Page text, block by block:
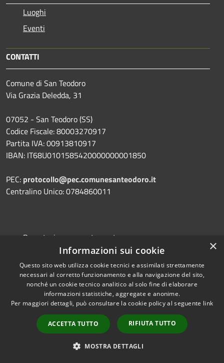
Luoghi
Eventi
CONTATTI
Comune di San Teodoro
Via Grazia Deledda, 31
07052 - San Teodoro (SS)
Codice Fiscale: 80003270917
Partita IVA: 00913810917
IBAN: IT68U0101585420000000001850
PEC: protocollo@pec.comunesanteodoro.it
Centralino Unico: 0784860011
Prenotazione appuntamento
Segnalazione disservizio
Leggi le FAQ
Richiesta assistenza
Amministrazione trasparente
Informativa privacy
×
Informazioni sui cookie
Questo sito web utilizza cookie tecnici e assimilati strettamente
necessari al corretto funzionamento e alla navigazione del sito,
nonché un cookie tecnico analitico al solo fine di elaborare
informazioni statistiche, aggregate e anonime.
Per maggiori dettagli, può consultare la cookie policy al seguente link
ACCETTA TUTTO RIFIUTA TUTTO
MOSTRA DETTAGLI